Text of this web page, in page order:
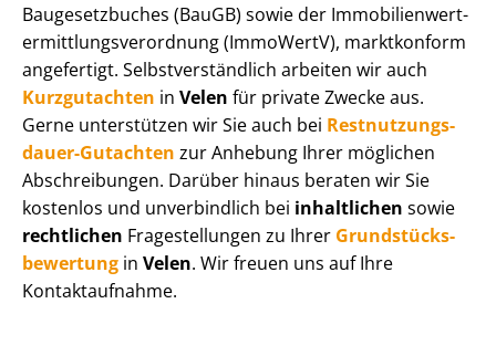
Baugesetzbuches (BauGB) sowie der Im­mo­bi­li­en­wert­
ermitt­lungs­ver­ord­nung (ImmoWertV), marktkonform
angefertigt. Selbst­ver­ständ­lich arbeiten wir auch
Kurzgutachten in Velen für private Zwecke aus.
Gerne unterstützen wir Sie auch bei Rest­nut­zungs­
dau­er-Gutachten zur Anhebung Ihrer möglichen
Abschreibungen. Darüber hinaus beraten wir Sie
kostenlos und unverbindlich bei inhaltlichen sowie
rechtlichen Fragestellungen zu Ihrer Grund­stücks­
be­wer­tung in Velen. Wir freuen uns auf Ihre
Kontaktaufnahme.